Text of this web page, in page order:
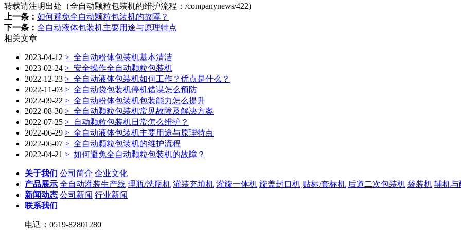
转载请注明出处（全自动颗粒包装机的维护流程： /companynews/422)
上一条： 如何避免全自动颗粒包装机的故障？
下一条： 全自动液体包装机主要用途与原理特点
相关文章
2023-04-12 > 全自动粉体包装机基本清洁
2023-02-24 > 安全操作全自动颗粒包装机
2022-12-23 > 全自动液体包装机如何工作？优点是什么？
2022-11-03 > 全自动袋包装机停机错误怎么预防
2022-09-22 > 全自动粉体包装机包装能力怎么提升
2022-08-30 > 全自动颗粒包装机常见故障及解决方案
2022-07-25 > 自动颗粒包装机日常怎么维护？
2022-06-29 > 全自动液体包装机主要用途与原理特点
2022-06-07 > 全自动颗粒包装机的维护流程
2022-04-21 > 如何避免全自动颗粒包装机的故障？
关于我们 公司简介 企业文化
产品展示 全自动灌装生产线 理瓶/洗瓶机 灌装充填机 灌旋一体机 旋盖封口机 贴标/套标机 后道二次包装机 袋装机 辅机与
新闻动态 公司新闻 行业新闻
联系我们
电话：0519-82801280